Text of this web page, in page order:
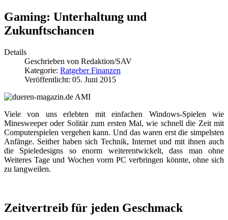
Gaming: Unterhaltung und
Zukunftschancen
Details
Geschrieben von Redaktion/SAV
Kategorie: Ratgeber Finanzen
Veröffentlicht: 05. Juni 2015
Viele von uns erlebten mit einfachen Windows-Spielen wie
Minesweeper oder Solitär zum ersten Mal, wie schnell die Zeit mit
Computerspielen vergehen kann. Und das waren erst die simpelsten
Anfänge. Seither haben sich Technik, Internet und mit ihnen auch
die Spieledesigns so enorm weiterentwickelt, dass man ohne
Weiteres Tage und Wochen vorm PC verbringen könnte, ohne sich
zu langweilen.
Zeitvertreib für jeden Geschmack